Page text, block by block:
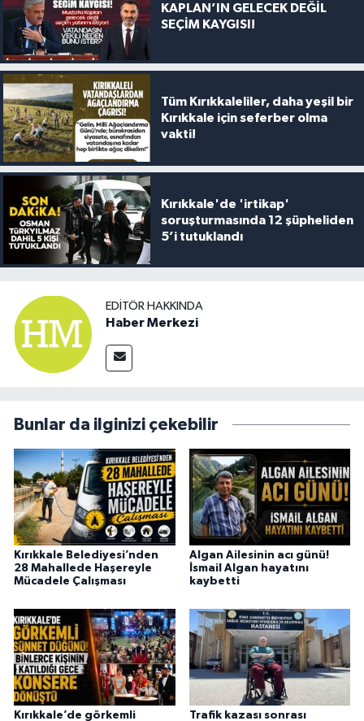
KAPLAN’IN GELECEK DEĞİL
SEÇİM KAYGISI!
Tüm Kırıkkaleliler, daha yeşil bir
Kırıkkale için seferber olma
vakti!
Kırıkkale'de 'irtikap'
soruşturmasında 12 şüpheliden
5’i tutuklandı
EDITÖR HAKKINDA
Haber Merkezi
Bunlar da ilginizi çekebilir
Kırıkkale Belediyesi’nden
28 Mahallede Haşereyle
Mücadele Çalışması
Algan Ailesinin acı günü!
İsmail Algan hayatını
kaybetti
Kırıkkale’de görkemli Trafik kazası sonrası